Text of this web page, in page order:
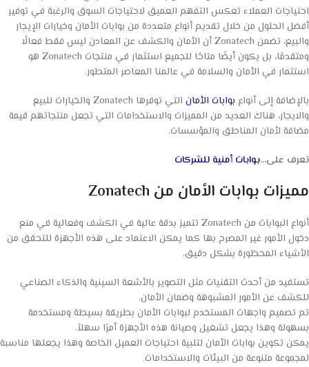
احتياجات العملاء تعكس التفهم العميق لاحتياجات السوق والرغبة في توفير
أفضل الحلول من خلال تقديم أنواع متعددة من بوابات الأمان وخيارات الإيجار
والبيع، تضمن Zonatech أن الأمان والكشف عن المعادن ليس فقط فعالًا
ومتقدمًا، بل يكون أيضًا متاحًا للجميع استثمار في منتجات Zonatech هو
استثمار في الأمان والسلامة في عالمنا المعاصر المتطور.
بالإضافة إلى أنواع بوابات الأمان
التي توفرها Zonatech والخيارات للبيع
والايجار، هناك العديد من المميزات والاستخدامات التي تجعل منتجاتهم قيمة
مضافة لأمان المناطق والمؤسسات.
تعرف على…بوابات أمنية للشركات
مميزات بوابات الأمان من Zonatech
أنواع البوابات من Zonatech تتميز بدقة عالية في الكشف وفعالية في منع
دخول الأمور غير المصرح بها كما يمكن الاعتماد على هذه الأجهزة للتحقق من
الأشياء المحظورة بشكل دقيق.
تستفيد من أحدث التقنيات مثل التصوير بالأشعة السينية والذكاء الصناعي
للكشف عن الأمور المشبوهة وضمان الأمان.
تم تصميم واجهات المستخدم لبوابات الأمان بطريقة بسيطة ومستخدمة
بسهولة وهذا يجعل تشغيل وصيانة هذه الأجهزة أمرًا سهلاً.
يمكن تكوين بوابات الأمان لتلبية احتياجات العميل الخاصة وهذا يجعلها مناسبة
لمجموعة متنوعة من البيئات والاستخدامات.